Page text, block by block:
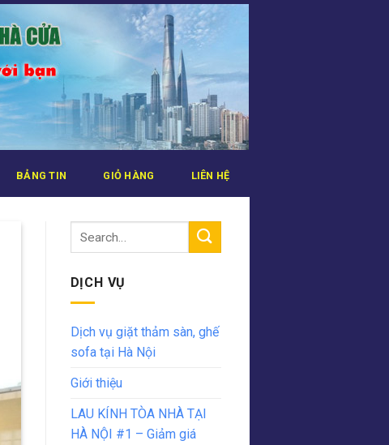
BẢNG TIN GIỎ HÀNG LIÊN HỆ
DỊCH VỤ
Dịch vụ giặt thảm sàn, ghế
sofa tại Hà Nội
Giới thiệu
LAU KÍNH TÒA NHÀ TẠI
HÀ NỘI #1 – Giảm giá